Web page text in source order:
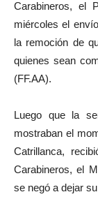
Carabineros, el
miércoles el
la remoción de
quienes sean
(FF.AA).
Luego que la
mostraban el
Catrillanca,
Carabineros, el
se negó a dejar